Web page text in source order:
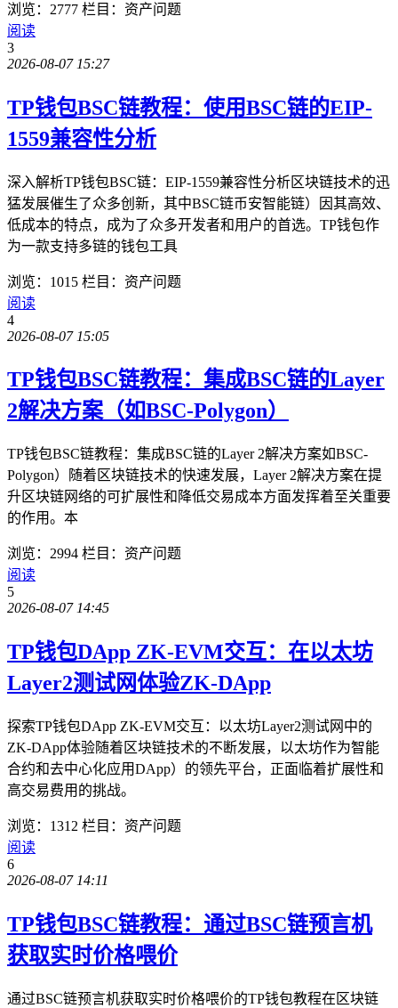
浏览：2777 栏目：资产问题
阅读
3
2026-08-07 15:27
TP钱包BSC链教程：使用BSC链的EIP-
1559兼容性分析
深入解析TP钱包BSC链：EIP-1559兼容性分析区块链技术的迅
猛发展催生了众多创新，其中BSC链币安智能链）因其高效、
低成本的特点，成为了众多开发者和用户的首选。TP钱包作
为一款支持多链的钱包工具
浏览：1015 栏目：资产问题
阅读
4
2026-08-07 15:05
TP钱包BSC链教程：集成BSC链的Layer
2解决方案（如BSC-Polygon）
TP钱包BSC链教程：集成BSC链的Layer 2解决方案如BSC-
Polygon）随着区块链技术的快速发展，Layer 2解决方案在提
升区块链网络的可扩展性和降低交易成本方面发挥着至关重要
的作用。本
浏览：2994 栏目：资产问题
阅读
5
2026-08-07 14:45
TP钱包DApp ZK-EVM交互：在以太坊
Layer2测试网体验ZK-DApp
探索TP钱包DApp ZK-EVM交互：以太坊Layer2测试网中的
ZK-DApp体验随着区块链技术的不断发展，以太坊作为智能
合约和去中心化应用DApp）的领先平台，正面临着扩展性和
高交易费用的挑战。
浏览：1312 栏目：资产问题
阅读
6
2026-08-07 14:11
TP钱包BSC链教程：通过BSC链预言机
获取实时价格喂价
通过BSC链预言机获取实时价格喂价的TP钱包教程在区块链